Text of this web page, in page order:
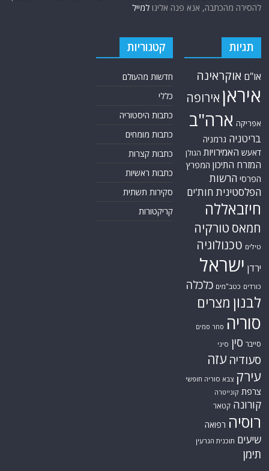
להסירה מהכתבה, אנא פנה אלינולמייל
תגיות
או"ם אוקראינה
איראן אירופה
אפריקה ארה"ב
בריטניה גרמניה
דאעש האמירויות הגולן
המזרח התיכון המפרץ
הפרסי הרשות
הפלסטינית חות'ים
חיזבאללה
חמאס טורקיה
טילים טכנולוגיה
ירדן ישראל
כורדים כטב"מים כלכלה
לבנון מצרים
סוריה סחר סמים
סייבר סין סיני
סעודיה עזה
עירק צבא סוריה חופשי
צרפת קונייטרה
קורונה קטאר
רוסיה רפואה
שיעים תוכנית הגרעין
תימן
קטגוריות
חדשות מהעולם
כללי
כתבות היסטוריה
כתבות מומחים
כתבות קצרות
כתבות ראשיות
סקירות תשתית
קריקטורות